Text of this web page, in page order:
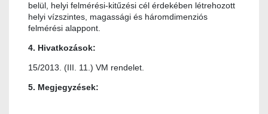
belül, helyi felmérési-kitűzési cél érdekében létrehozott
helyi vízszintes, magassági és háromdimenziós
felmérési alappont.
4. Hivatkozások:
15/2013. (III. 11.) VM rendelet.
5. Megjegyzések: